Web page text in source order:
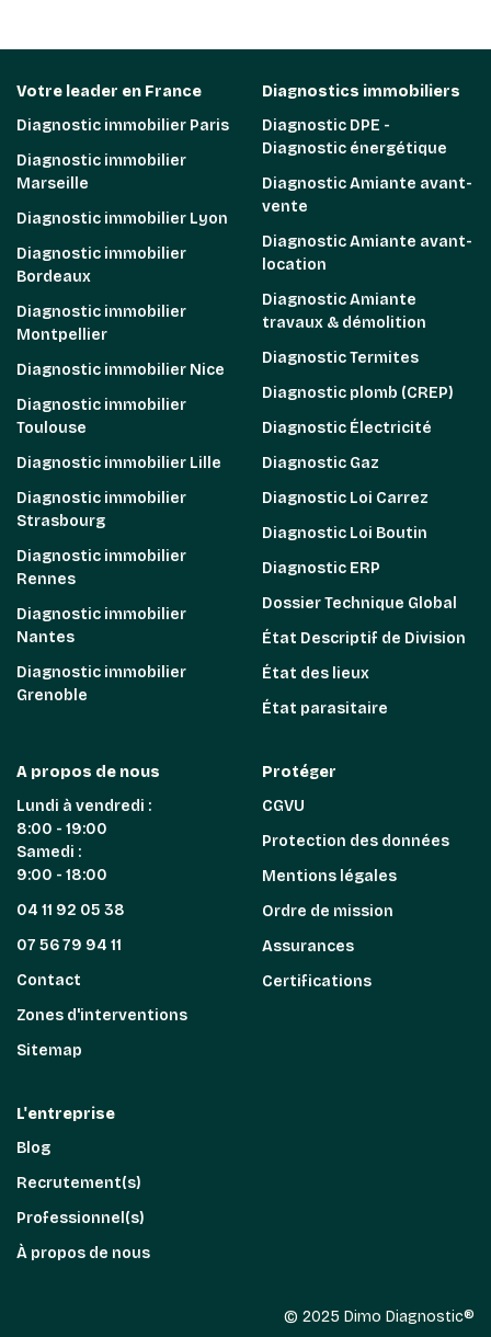
Votre leader en France
Diagnostic immobilier Paris
Diagnostic immobilier
Marseille
Diagnostic immobilier Lyon
Diagnostic immobilier
Bordeaux
Diagnostic immobilier
Montpellier
Diagnostic immobilier Nice
Diagnostic immobilier
Toulouse
Diagnostic immobilier Lille
Diagnostic immobilier
Strasbourg
Diagnostic immobilier
Rennes
Diagnostic immobilier
Nantes
Diagnostic immobilier
Grenoble
Diagnostics immobiliers
Diagnostic DPE -
Diagnostic énergétique
Diagnostic Amiante avant-
vente
Diagnostic Amiante avant-
location
Diagnostic Amiante
travaux & démolition
Diagnostic Termites
Diagnostic plomb (CREP)
Diagnostic Électricité
Diagnostic Gaz
Diagnostic Loi Carrez
Diagnostic Loi Boutin
Diagnostic ERP
Dossier Technique Global
État Descriptif de Division
État des lieux
État parasitaire
A propos de nous
Lundi à vendredi :
8:00 - 19:00
Samedi :
9:00 - 18:00
04 11 92 05 38
07 56 79 94 11
Contact
Zones d'interventions
Sitemap
Protéger
CGVU
Protection des données
Mentions légales
Ordre de mission
Assurances
Certifications
L'entreprise
Blog
Recrutement(s)
Professionnel(s)
À propos de nous
© 2025 Dimo Diagnostic®